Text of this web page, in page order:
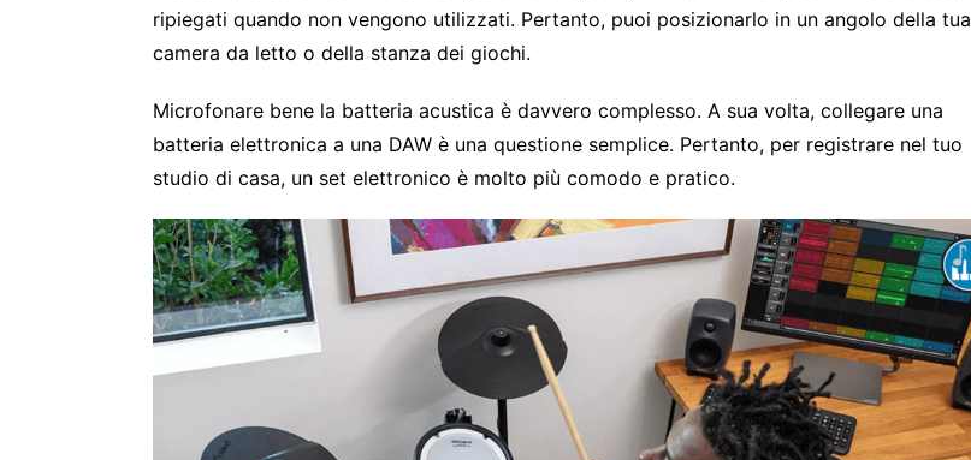
ripiegati quando non vengono utilizzati. Pertanto, puoi posizionarlo in un angolo della tua
camera da letto o della stanza dei giochi.
Microfonare bene la batteria acustica è davvero complesso. A sua volta, collegare una
batteria elettronica a una DAW è una questione semplice. Pertanto, per registrare nel tuo
studio di casa, un set elettronico è molto più comodo e pratico.